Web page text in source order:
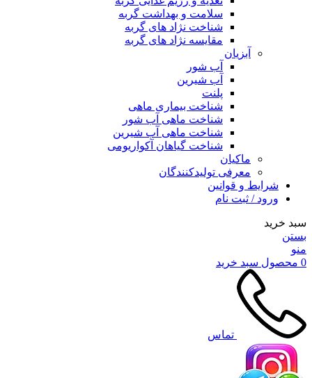
سلامت و بهداشت گربه
شناخت نژاد های گربه
مقایسه نژاد های گربه
آبزیان
آب شور
آب شیرین
پلنت
شناخت بیماری ماهی
شناخت ماهی آب شور
شناخت ماهی آب شیرین
شناخت گیاهان آکواریومی
ماکیان
معرفی تولیدکنندگان
شرایط و قوانین
ورود / ثبت نام
سبد خرید
بستن
منو
0 محصول سبد خرید
تماس